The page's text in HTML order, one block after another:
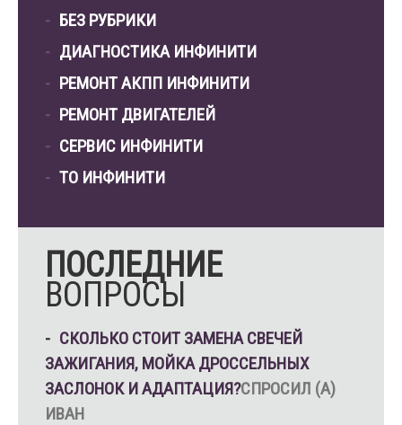
БЕЗ РУБРИКИ
ДИАГНОСТИКА ИНФИНИТИ
РЕМОНТ АКПП ИНФИНИТИ
РЕМОНТ ДВИГАТЕЛЕЙ
СЕРВИС ИНФИНИТИ
ТО ИНФИНИТИ
ПОСЛЕДНИЕ
ВОПРОСЫ
СКОЛЬКО СТОИТ ЗАМЕНА СВЕЧЕЙ
ЗАЖИГАНИЯ, МОЙКА ДРОССЕЛЬНЫХ
ЗАСЛОНОК И АДАПТАЦИЯ?СПРОСИЛ (А)
ИВАН